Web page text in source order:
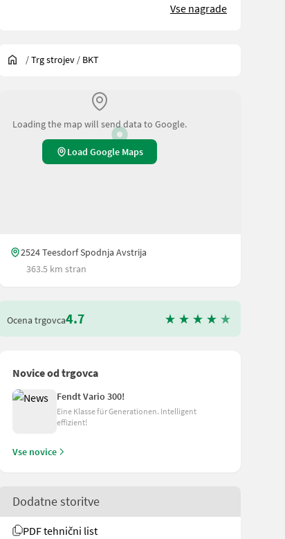
95 R38 Die Reifen sind auf Fixfelgen in Fendt rot
Vse nagrade
/Trg strojev / BKT
Loading the map will send data to Google.
Load Google Maps
2524 Teesdorf Spodnja Avstrija
363.5 km stran
Ocena trgovca4.7
Novice od trgovca
Fendt Vario 300!
Eine Klasse für Generationen. Intelligent
effizient!
Vse novice
Dodatne storitve
PDF tehnični list